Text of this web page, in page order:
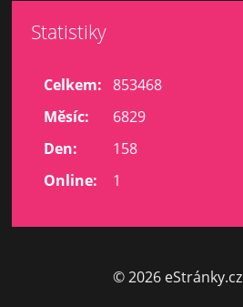
Statistiky
Online: 1
Celkem: 853468
Měsíc:
6829
Den:
158
© 2026 eStránky.cz